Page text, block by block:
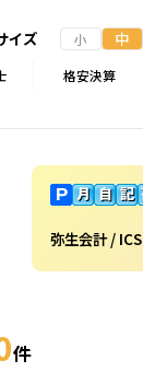
イズ 小 中
格安決算
件
弥生会計 / ICS